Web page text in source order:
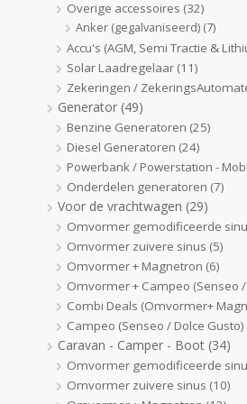
Overige accessoires (32)
Anker (gegalvaniseerd) (7)
Accu's (AGM, Semi Tractie &
Solar Laadregelaar (11)
Zekeringen /
Generator (49)
Benzine Generatoren (25)
Diesel Generatoren (24)
Powerbank / Powerstation -
Onderdelen generatoren (7)
Voor de vrachtwagen (29)
Omvormer gemodificeerde
Omvormer zuivere sinus (5)
Omvormer + Magnetron (6)
Omvormer + Campeo (Senseo
Combi Deals (Omvormer+
Campeo (Senseo / Dolce Gusto)
Caravan - Camper - Boot (34)
Omvormer gemodificeerde
Omvormer zuivere sinus (10)